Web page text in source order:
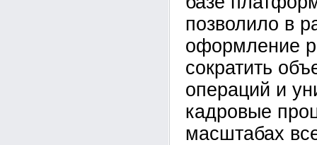
позволило в
оформление
сократить
операций и
кадровые
масштабах